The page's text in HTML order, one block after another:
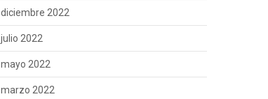
diciembre 2022
julio 2022
mayo 2022
marzo 2022